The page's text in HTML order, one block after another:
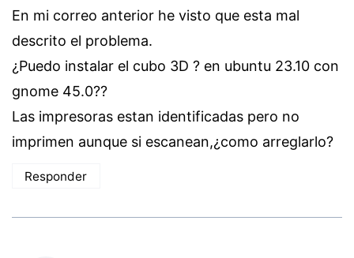
En mi correo anterior he visto que esta mal
descrito el problema.
¿Puedo instalar el cubo 3D ? en ubuntu 23.10 con
gnome 45.0??
Las impresoras estan identificadas pero no
imprimen aunque si escanean,¿como arreglarlo?
Responder